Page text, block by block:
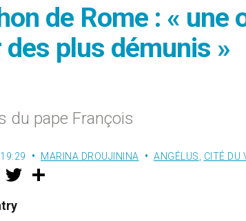
de Rome : «
plus démunis »
du pape François
MARINA DROUJININA ANGÉLUS CITÉ DU
F
a
e
b
w